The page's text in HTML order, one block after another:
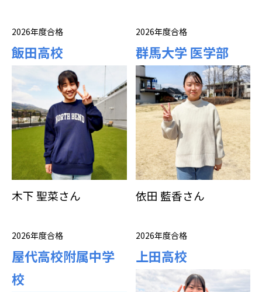
2026年度合格
飯田高校
木下 聖菜さん
2026年度合格
群馬大学 医学部
依田 藍香さん
2026年度合格
屋代高校附属中学
校
2026年度合格
上田高校